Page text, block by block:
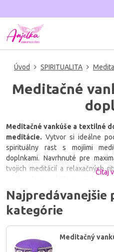
Úvod SPIRITUALITA
Meditačné
Meditačné vankúše a textilné
meditácie. Vytvor si ideálne
spirituálny rast s mojíimi
doplnkami. Navrhnuté pre
tvojich meditácií a relaxačných
duchovnej praxe a získať
textilný doplnok a nechaj svoju
Objav pohodlie pri meditácii.
Anjelka.eu ti zaistia stabilitu,
priestor pre tvoj oddych.
Čítaj
Najpredávanejšie
kategórie
Meditačný